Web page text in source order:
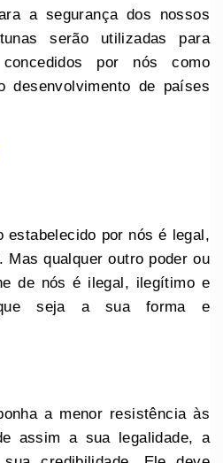
a segurança dos nossos
serão utilizadas para
por nós como
desenvolvimento de países
estabelecido por nós é legal,
Mas qualquer outro poder ou
de nós é ilegal, ilegítimo e
que seja a sua forma e
a menor resistência às
assim a sua legalidade, a